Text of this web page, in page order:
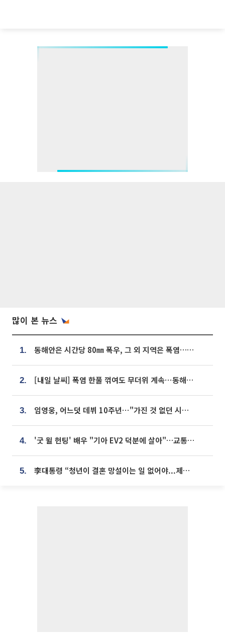
많이 본 뉴스
1. 동해안은 시간당 80㎜ 폭우, 그 외 지역은 폭염…‘극과 극 날씨’
2. [내일 날씨] 폭염 한풀 꺾여도 무더위 계속⋯동해안 이틀 연속 비
3. 임영웅, 어느덧 데뷔 10주년⋯"가진 것 없던 시절, 내 앞엔 20명의 팬뿐"
4. '굿 윌 헌팅' 배우 "기아 EV2 덕분에 살아"…교통사고 후 안전성 극찬
5. 李대통령 “청년이 결혼 망설이는 일 없어야...제도상 불이익 조사”